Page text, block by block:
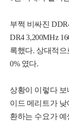
부쩍 비싸진
DR4 3,200MHz 16
록했다. 상대적으
0% 였다.
상황이 이렇다 보
이드 메리트가 낮
환하는 수요가예